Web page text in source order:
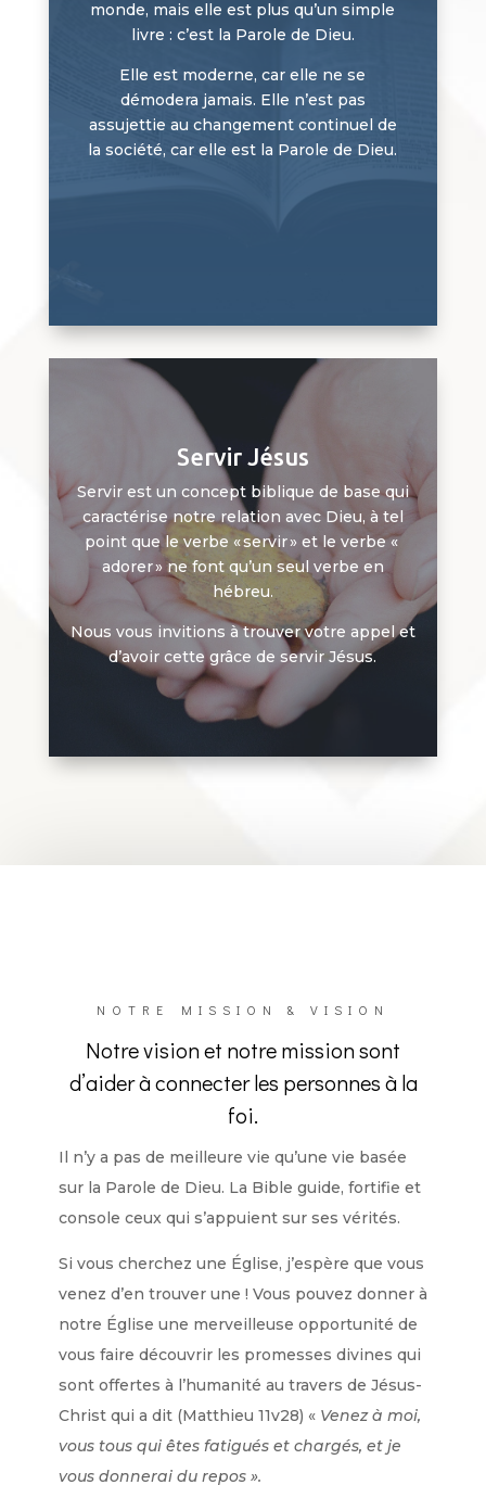
monde, mais elle est plus qu’un simple
livre : c’est la Parole de Dieu.
Elle est moderne, car elle ne se
démodera jamais. Elle n’est pas
assujettie au changement continuel de
la société, car elle est la Parole de Dieu.
Servir Jésus
Servir est un concept biblique de base qui
caractérise notre relation avec Dieu, à tel
point que le verbe « servir » et le verbe «
adorer » ne font qu’un seul verbe en
hébreu.
Nous vous invitions à trouver votre appel et
d’avoir cette grâce de servir Jésus.
NOTRE MISSION & VISION
Notre vision et notre mission sont
d’aider à connecter les personnes à la
foi.
Il n’y a pas de meilleure vie qu’une vie basée
sur la Parole de Dieu. La Bible guide, fortifie et
console ceux qui s’appuient sur ses vérités.
Si vous cherchez une Église, j’espère que vous
venez d’en trouver une ! Vous pouvez donner à
notre Église une merveilleuse opportunité de
vous faire découvrir les promesses divines qui
sont offertes à l’humanité au travers de Jésus-
Christ qui a dit (Matthieu 11v28) « Venez à moi,
vous tous qui êtes fatigués et chargés, et je
vous donnerai du repos ».